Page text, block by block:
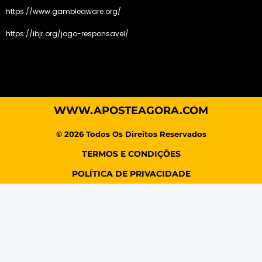
https://www.gambleaware.org/
https://ibjr.org/jogo-responsavel/
WWW.APOSTEAGORA.COM
© 2026 Todos Os Direitos Reservados
TERMOS E CONDIÇÕES
POLÍTICA DE PRIVACIDADE